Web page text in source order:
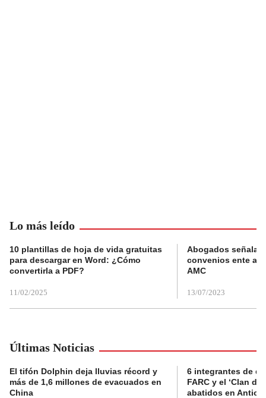
Lo más leído
10 plantillas de hoja de vida gratuitas
para descargar en Word: ¿Cómo
convertirla a PDF?
11/02/2025
Abogados
convenios ente
AMC
13/07/2023
Últimas Noticias
El tifón Dolphin deja lluvias récord y
más de 1,6 millones de evacuados en
China
6 integrantes de
FARC y el ‘Clan
abatidos en